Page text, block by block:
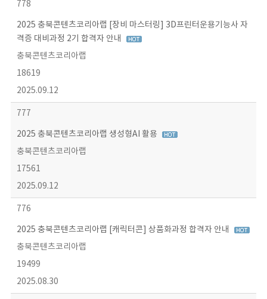
778
2025 충북콘텐츠코리아랩 [장비 마스터링] 3D프린터운용기능사 자
격증 대비과정 2기 합격자 안내
충북콘텐츠코리아랩
18619
2025.09.12
777
2025 충북콘텐츠코리아랩 생성형AI 활용
충북콘텐츠코리아랩
17561
2025.09.12
776
2025 충북콘텐츠코리아랩 [캐릭터콘] 상품화과정 합격자 안내
충북콘텐츠코리아랩
19499
2025.08.30